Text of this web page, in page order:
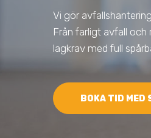
Vi gör
Från farligt avfall och
lagkrav med full
BOKA TID MED